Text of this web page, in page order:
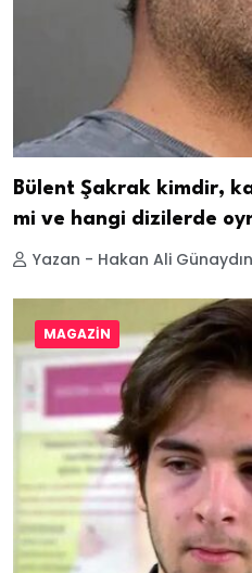
Bülent Şakrak kimdir,
mi ve hangi dizilerde
Yazan - Hakan Ali Günaydın
MAGAZIN